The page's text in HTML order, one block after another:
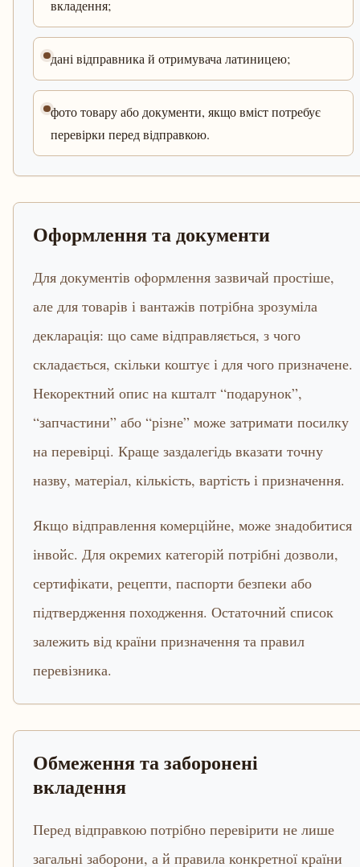
вкладення;
дані відправника й отримувача латиницею;
фото товару або документи, якщо вміст потребує
перевірки перед відправкою.
Оформлення та документи
Для документів оформлення зазвичай простіше,
але для товарів і вантажів потрібна зрозуміла
декларація: що саме відправляється, з чого
складається, скільки коштує і для чого призначене.
Некоректний опис на кшталт “подарунок”,
“запчастини” або “різне” може затримати посилку
на перевірці. Краще заздалегідь вказати точну
назву, матеріал, кількість, вартість і призначення.
Якщо відправлення комерційне, може знадобитися
інвойс. Для окремих категорій потрібні дозволи,
сертифікати, рецепти, паспорти безпеки або
підтвердження походження. Остаточний список
залежить від країни призначення та правил
перевізника.
Обмеження та заборонені
вкладення
Перед відправкою потрібно перевірити не лише
загальні заборони, а й правила конкретної країни